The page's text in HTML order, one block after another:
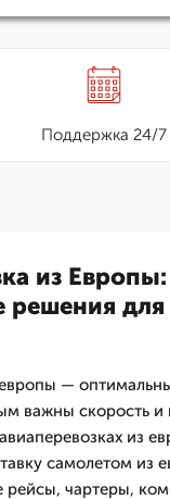
Поддержка 24/7
из
решения
—
важны скорость и
из
самолетом из
рейсы, чартеры,